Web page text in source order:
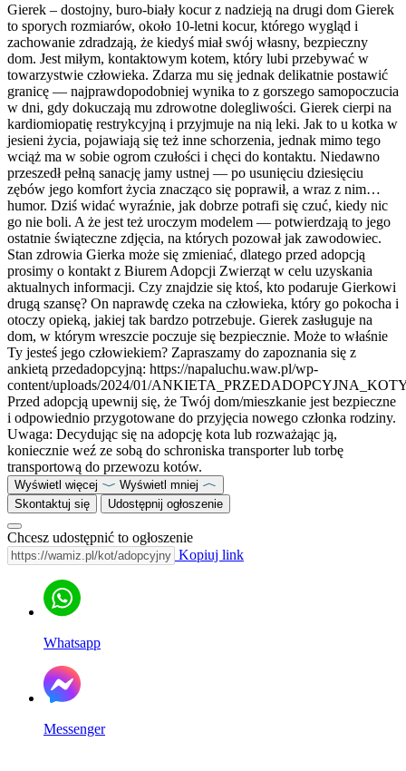
Gierek – dostojny, buro-biały kocur z nadzieją na drugi dom Gierek
to sporych rozmiarów, około 10-letni kocur, którego wygląd i
zachowanie zdradzają, że kiedyś miał swój własny, bezpieczny
dom. Jest miłym, kontaktowym kotem, który lubi przebywać w
towarzystwie człowieka. Zdarza mu się jednak delikatnie postawić
granicę — najprawdopodobniej wynika to z gorszego samopoczucia
w dni, gdy dokuczają mu zdrowotne dolegliwości. Gierek cierpi na
kardiomiopatię restrykcyjną i przyjmuje na nią leki. Jak to u kotka w
jesieni życia, pojawiają się też inne schorzenia, jednak mimo tego
wciąż ma w sobie ogrom czułości i chęci do kontaktu. Niedawno
przeszedł pełną sanację jamy ustnej — po usunięciu dziesięciu
zębów jego komfort życia znacząco się poprawił, a wraz z nim…
humor. Dziś widać wyraźnie, jak dobrze potrafi się czuć, kiedy nic
go nie boli. A że jest też uroczym modelem — potwierdzają to jego
ostatnie świąteczne zdjęcia, na których pozował jak zawodowiec.
Stan zdrowia Gierka może się zmieniać, dlatego przed adopcją
prosimy o kontakt z Biurem Adopcji Zwierząt w celu uzyskania
aktualnych informacji. Czy znajdzie się ktoś, kto podaruje Gierkowi
drugą szansę? On naprawdę czeka na człowieka, który go pokocha i
otoczy opieką, jakiej tak bardzo potrzebuje. Gierek zasługuje na
dom, w którym wreszcie poczuje się bezpiecznie. Może to właśnie
Ty jesteś jego człowiekiem? Zapraszamy do zapoznania się z
ankietą przedadopcyjną: https://napaluchu.waw.pl/wp-
content/uploads/2024/01/
Przed adopcją upewnij się, że Twój dom/mieszkanie jest bezpieczne
i odpowiednio przygotowane do przyjęcia nowego członka rodziny.
Uwaga: Decydując się na adopcję kota lub rozważając ją,
koniecznie weź ze sobą do schroniska transporter lub torbę
transportową do przewozu kotów.
Wyświetl więcej
Wyświetl mniej
Skontaktuj się
Udostępnij ogłoszenie
Chcesz udostępnić to ogłoszenie
Kopiuj link
Whatsapp
Messenger